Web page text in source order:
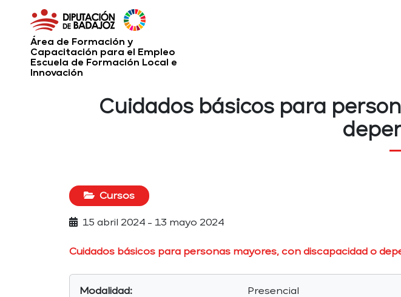
Área de Formación y
Capacitación para el Empleo
Escuela de Formación Local e
Innovación
Cuidados básicos para
Cursos
15 abril 2024 - 13 mayo 2024
Cuidados básicos para personas mayores, con discapacidad o
Modalidad:
Presencial